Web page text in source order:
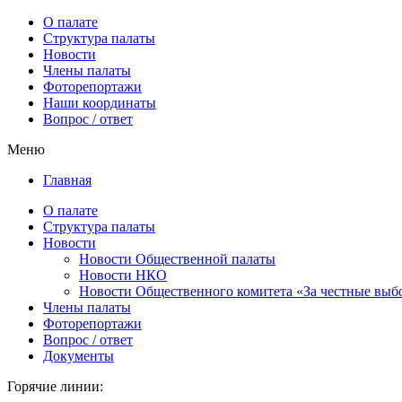
О палате
Структура палаты
Новости
Члены палаты
Фоторепортажи
Наши координаты
Вопрос / ответ
Меню
Главная
О палате
Структура палаты
Новости
Новости Общественной палаты
Новости НКО
Новости Общественного комитета «За честные
Члены палаты
Фоторепортажи
Вопрос / ответ
Документы
Горячие линии: